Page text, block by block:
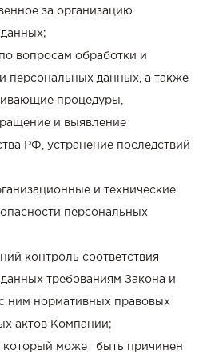
за организацию
вопросам обработки и
персональных данных, а также
процедуры,
и выявление
РФ, устранение последствий
и технические
персональных
контроль соответствия
требованиям Закона и
ним нормативных правовых
актов Компании;
который может быть причинен